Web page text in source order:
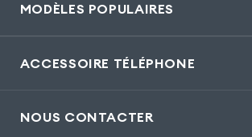
MODÈLES POPULAIRES
ACCESSOIRE TÉLÉPHONE
NOUS CONTACTER